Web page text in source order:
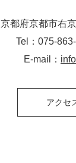
京都府京都市右
Tel：075-
E-mail：
アクセ